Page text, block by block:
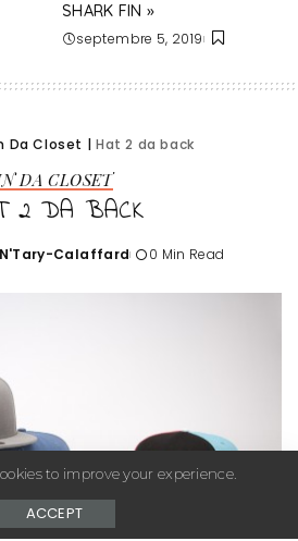
SHARK FIN »
septembre 5, 2019
Da Closet | Hat 2 da back
DA CLOSET
2 DA BACK
N'Tary-Calaffard 0 Min Read
to improve your experience.
ACCEPT